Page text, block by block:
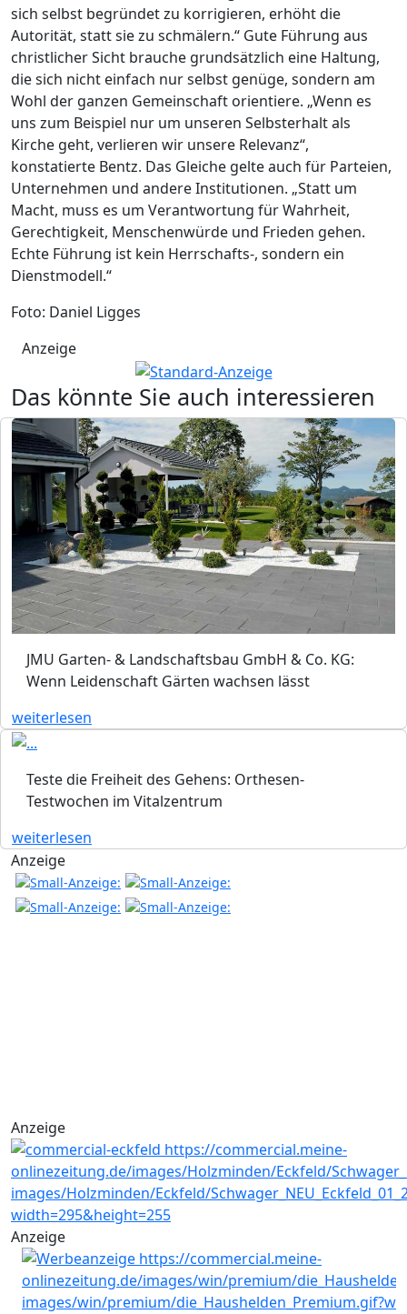
sich selbst begründet zu korrigieren, erhöht die
Autorität, statt sie zu schmälern.“ Gute Führung aus
christlicher Sicht brauche grundsätzlich eine Haltung,
die sich nicht einfach nur selbst genüge, sondern am
Wohl der ganzen Gemeinschaft orientiere. „Wenn es
uns zum Beispiel nur um unseren Selbsterhalt als
Kirche geht, verlieren wir unsere Relevanz“,
konstatierte Bentz. Das Gleiche gelte auch für Parteien,
Unternehmen und andere Institutionen. „Statt um
Macht, muss es um Verantwortung für Wahrheit,
Gerechtigkeit, Menschenwürde und Frieden gehen.
Echte Führung ist kein Herrschafts-, sondern ein
Dienstmodell.“
Foto: Daniel Ligges
Anzeige
Das könnte Sie auch interessieren
JMU Garten- & Landschaftsbau GmbH & Co. KG:
Wenn Leidenschaft Gärten wachsen lässt
weiterlesen
Teste die Freiheit des Gehens: Orthesen-
Testwochen im Vitalzentrum
weiterlesen
Anzeige
Anzeige
Anzeige